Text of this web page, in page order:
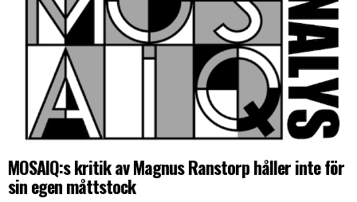
MOSAIQ:s kritik av Magnus Ranstorp håller inte för
sin egen måttstock